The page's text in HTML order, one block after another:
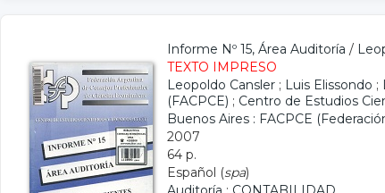
Informe Nº 15, Área Auditoría /
TEXTO IMPRESO
Leopoldo Cansler ; Luis Elissondo ;
(FACPCE) ; Centro de Estudios
Buenos Aires : FACPCE
2007
64 p.
Español (spa)